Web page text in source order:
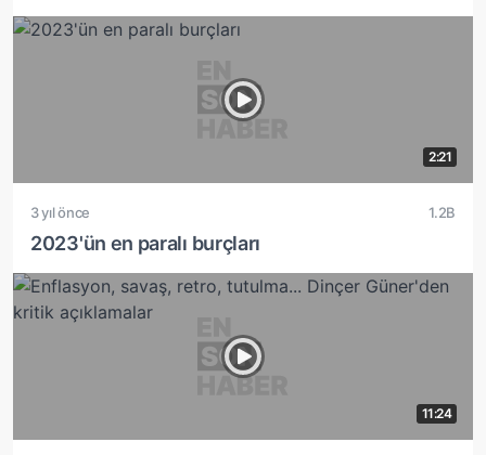
2:21
3 yıl önce 1.2B
2023'ün en paralı burçları
11:24